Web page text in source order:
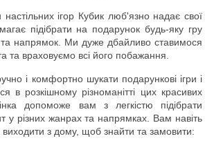
настільних ігор Кубик люб'язно надає свої
підібрати на подарунок будь-яку гру
напрямок. Ми дуже дбайливо ставимося
та враховуємо всі його побажання.
і комфортно шукати подарункові ігри і
в розкішному різноманітті цих красивих
допоможе вам з легкістю підібрати
у різних жанрах та напрямках. Вам навіть
виходити з дому, щоб знайти та замовити: